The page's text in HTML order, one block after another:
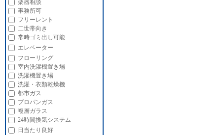
楽器相談
事務所可
フリーレント
二世帯向き
常時ゴミ出し可能
エレベーター
フローリング
室内洗濯機置き場
洗濯機置き場
洗濯・衣類乾燥機
都市ガス
プロパンガス
複層ガラス
24時間換気システム
日当たり良好